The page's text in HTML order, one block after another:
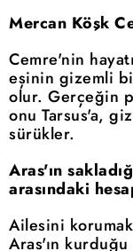
Mercan Köşk
Cemre'nin
eşinin gizemli
olur. Gerçeğin
onu Tarsus'a,
sürükler.
Aras'ın
arasındaki
Ailesini
Aras'ın